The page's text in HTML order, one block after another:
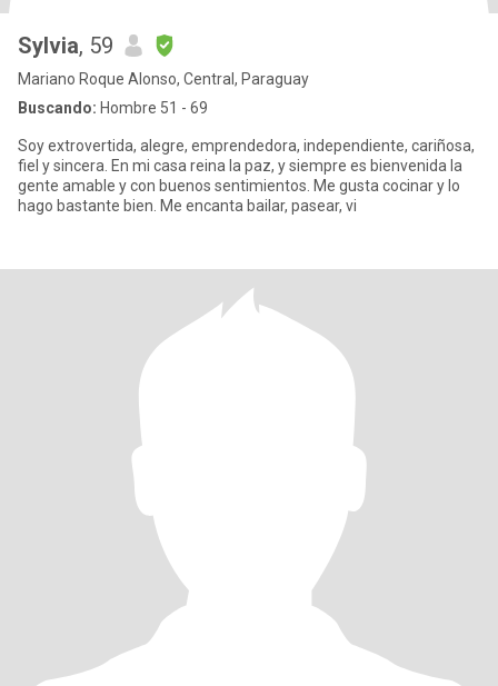
Sylvia, 59
Mariano Roque Alonso, Central, Paraguay
Buscando: Hombre 51 - 69
Soy extrovertida, alegre, emprendedora, independiente, cariñosa,
fiel y sincera. En mi casa reina la paz, y siempre es bienvenida la
gente amable y con buenos sentimientos. Me gusta cocinar y lo
hago bastante bien. Me encanta bailar, pasear, vi